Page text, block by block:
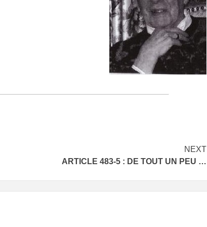
NEXT
ARTICLE 483-5 : DE TOUT UN PEU …